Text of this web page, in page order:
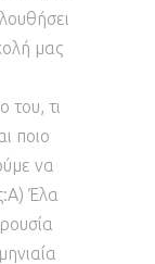
μας
του, τι
ποιο
να
Έλα